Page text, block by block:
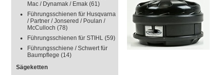
Mac / Dynamak / Emak (61)
Führungsschienen für Husqvarna
/ Partner / Jonsered / Poulan /
McCulloch (78)
Führungsschienen für STIHL (59)
Führungsschiene / Schwert für
Baumpflege (14)
Sägeketten